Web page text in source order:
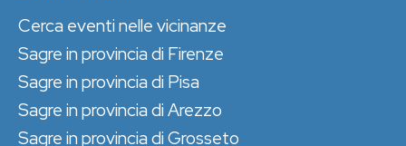
Cerca eventi nelle vicinanze
Sagre in provincia di Firenze
Sagre in provincia di Pisa
Sagre in provincia di Arezzo
Sagre in provincia di Grosseto